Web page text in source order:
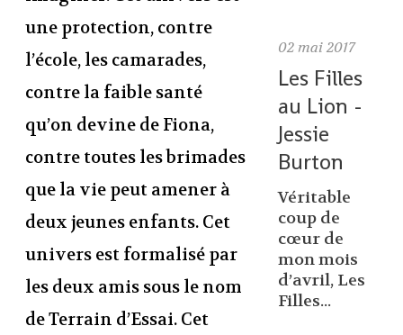
une protection, contre
l’école, les camarades,
contre la faible santé
qu’on devine de Fiona,
contre toutes les brimades
que la vie peut amener à
deux jeunes enfants. Cet
univers est formalisé par
les deux amis sous le nom
de Terrain d’Essai. Cet
02 mai 2017
Les Filles
au Lion -
Jessie
Burton
Véritable
coup de
cœur de
mon mois
d’avril, Les
Filles...